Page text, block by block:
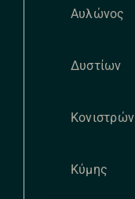
Αυλώνος
Δυστίων
Κονιστρών
Κύμης